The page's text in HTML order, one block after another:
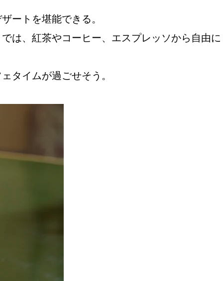
すめのイベント
ートを堪能できる。
は、紅茶やコーヒー、エスプレッソから自由に
タイムが過ごせそう。